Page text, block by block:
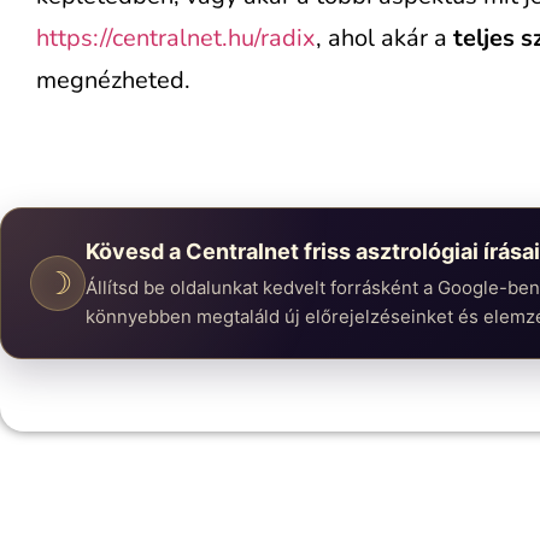
https://centralnet.hu/radix, ahol akár a teljes
megnézheted.
☽
Kövesd a Centralnet friss asztrológiai
Állítsd be oldalunkat kedvelt forrásként a Google-
könnyebben megtaláld új előrejelzéseinket és